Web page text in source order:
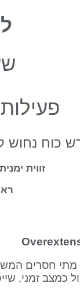
כוח
זווית
חסרים
כמצב זמני,